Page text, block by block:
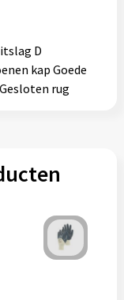
D
kap Goede
rug